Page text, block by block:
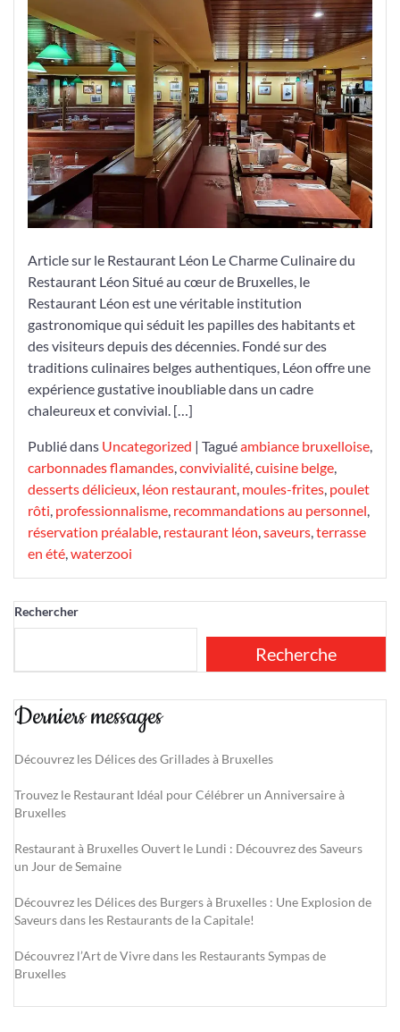
du
Restaurant
Léon
à
Bruxelles
Article sur le Restaurant Léon Le Charme Culinaire du
Restaurant Léon Situé au cœur de Bruxelles, le
Restaurant Léon est une véritable institution
gastronomique qui séduit les papilles des habitants et
des visiteurs depuis des décennies. Fondé sur des
traditions culinaires belges authentiques, Léon offre une
expérience gustative inoubliable dans un cadre
chaleureux et convivial. […]
Publié dans Uncategorized | Taguéambiance bruxelloise,
carbonnades flamandes,convivialité,cuisine belge,
desserts délicieux, léon restaurant, moules-frites, poulet
rôti, professionnalisme, recommandations au personnel,
réservation préalable, restaurant léon,saveurs,terrasse
en été,waterzooi
Rechercher
Recherche
Derniers messages
Découvrez les Délices des Grillades à Bruxelles
Trouvez le Restaurant Idéal pour Célébrer un Anniversaire à
Bruxelles
Restaurant à Bruxelles Ouvert le Lundi : Découvrez des Saveurs
un Jour de Semaine
Découvrez les Délices des Burgers à Bruxelles : Une Explosion de
Saveurs dans les Restaurants de la Capitale!
Découvrez l’Art de Vivre dans les Restaurants Sympas de
Bruxelles